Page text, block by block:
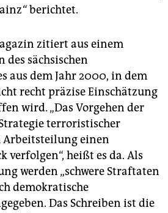
“berichtet.
zitiert aus einem
des sächsischen
aus dem Jahr 2000, in dem
recht präzise Einschätzung
wird. „Das Vorgehen der
terroristischer
Arbeitsteilung einen
verfolgen“, heißt es da. Als
werden „schwere Straftaten
demokratische
Das Schreiben ist die